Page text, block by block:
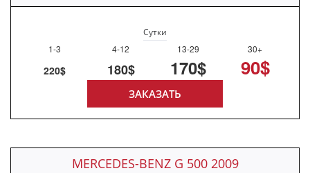
Сутки
1-3
4-12 13-29 30+
220$ 180$ 170$ 90$
ЗАКАЗАТЬ
MERCEDES-BENZ G 500 2009